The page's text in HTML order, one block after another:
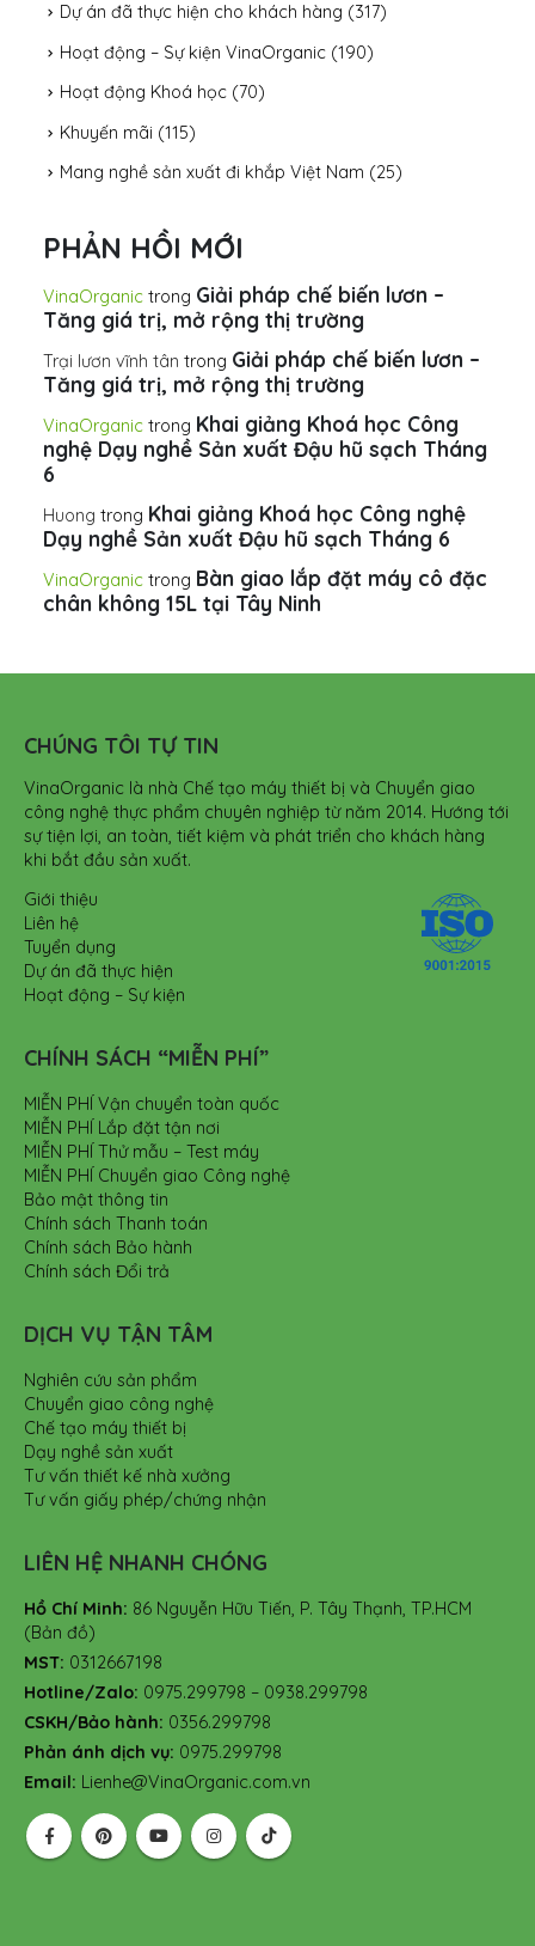
Dự án đã thực hiện cho khách hàng (317)
Hoạt động – Sự kiện VinaOrganic (190)
Hoạt động Khoá học (70)
Khuyến mãi (115)
Mang nghề sản xuất đi khắp Việt Nam (25)
PHẢN HỒI MỚI
VinaOrganic trong Giải pháp chế biến lươn –
Tăng giá trị, mở rộng thị trường
Trại lươn vĩnh tân trong Giải pháp chế biến lươn –
Tăng giá trị, mở rộng thị trường
VinaOrganic trong Khai giảng Khoá học Công
nghệ Dạy nghề Sản xuất Đậu hũ sạch Tháng
6
Huong trong Khai giảng Khoá học Công nghệ
Dạy nghề Sản xuất Đậu hũ sạch Tháng 6
VinaOrganic trong Bàn giao lắp đặt máy cô đặc
chân không 15L tại Tây Ninh
CHÚNG TÔI TỰ TIN
VinaOrganic là nhà Chế tạo máy thiết bị và Chuyển giao
công nghệ thực phẩm chuyên nghiệp từ năm 2014. Hướng tới
sự tiện lợi, an toàn, tiết kiệm và phát triển cho khách hàng
khi bắt đầu sản xuất.
Giới thiệu
Liên hệ
Tuyển dụng
Dự án đã thực hiện
Hoạt động – Sự kiện
CHÍNH SÁCH “MIỄN PHÍ”
MIỄN PHÍ Vận chuyển toàn quốc
MIỄN PHÍ Lắp đặt tận nơi
MIỄN PHÍ Thử mẫu – Test máy
MIỄN PHÍ Chuyển giao Công nghệ
Bảo mật thông tin
Chính sách Thanh toán
Chính sách Bảo hành
Chính sách Đổi trả
DỊCH VỤ TẬN TÂM
Nghiên cứu sản phẩm
Chuyển giao công nghệ
Chế tạo máy thiết bị
Dạy nghề sản xuất
Tư vấn thiết kế nhà xưởng
Tư vấn giấy phép/chứng nhận
LIÊN HỆ NHANH CHÓNG
Hồ Chí Minh: 86 Nguyễn Hữu Tiến, P. Tây Thạnh, TP.HCM
(Bản đồ)
MST: 0312667198
Hotline/Zalo: 0975.299798 – 0938.299798
CSKH/Bảo hành: 0356.299798
Phản ánh dịch vụ: 0975.299798
Email: Lienhe@VinaOrganic.com.vn